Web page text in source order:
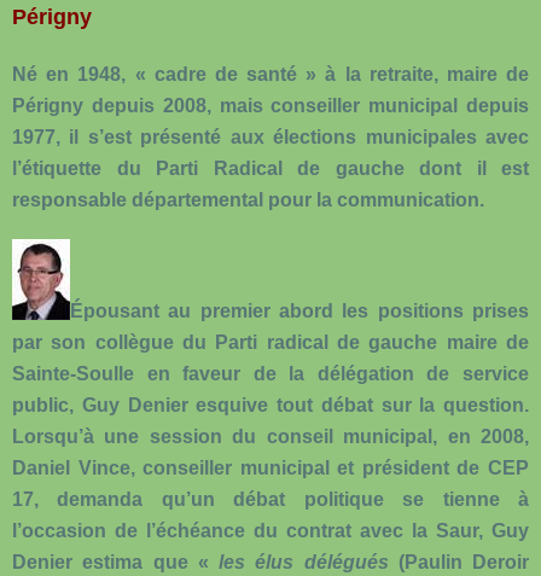
Périgny
Né en 1948, « cadre de santé » à la retraite, maire de
Périgny depuis 2008, mais conseiller municipal depuis
1977, il s’est présenté aux élections municipales avec
l’étiquette du Parti Radical de gauche dont il est
responsable départemental pour la communication.
Épousant au premier abord les positions prises
par son collègue du Parti radical de gauche maire de
Sainte-Soulle en faveur de la délégation de service
public, Guy Denier esquive tout débat sur la question.
Lorsqu’à une session du conseil municipal, en 2008,
Daniel Vince, conseiller municipal et président de CEP
17, demanda qu’un débat politique se tienne à
l’occasion de l’échéance du contrat avec la Saur, Guy
Denier estima que « les élus délégués (Paulin Deroir